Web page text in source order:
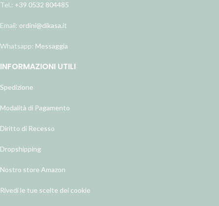
Tel.: +39 0532 804485
Email: ordini@dikasa.it
Whatsapp: Messaggia
INFORMAZIONI UTILI
Spedizione
Modalità di Pagamento
Diritto di Recesso
Dropshipping
Nostro store Amazon
Rivedi le tue scelte dei cookie